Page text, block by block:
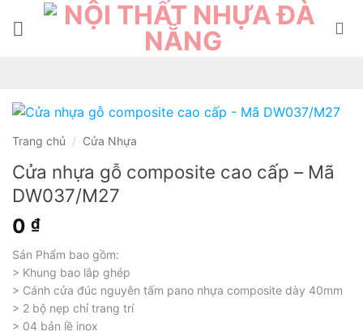
Trang chủ / Cửa Nhựa
Cửa nhựa gỗ composite cao cấp – Mã
DW037/M27
0 ₫
Sản Phẩm bao gồm:
> Khung bao lắp ghép
> Cánh cửa đúc nguyên tấm pano nhựa composite dày 40mm
> 2 bộ nẹp chỉ trang trí
> 04 bản lề inox